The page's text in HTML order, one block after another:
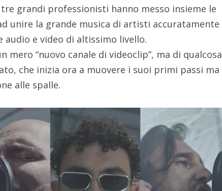
grandi professionisti hanno messo insieme le
unire la grande musica di artisti accuratamente
audio e video di altissimo livello.
mero “nuovo canale di videoclip”, ma di qualcosa
che inizia ora a muovere i suoi primi passi ma
alle spalle.